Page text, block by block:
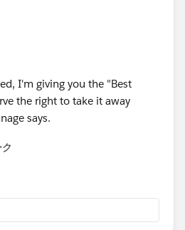
I'm giving you the "Best
the right to take it away
says.